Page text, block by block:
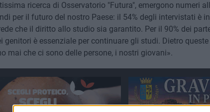
ricerca di Osservatorio "Futura", emergono numeri
per il futuro del nostro Paese: il 54% degli intervistati è
che il diritto allo studio sia garantito. Per il 90% dei
genitori è essenziale per continuare gli studi. Dietro
mai che ci sono delle persone, i nostri giovani».